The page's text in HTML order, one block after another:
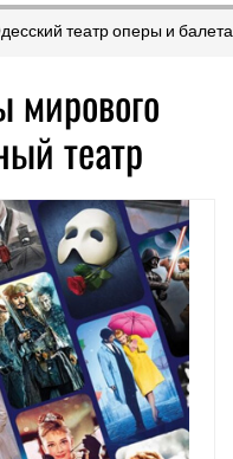
театр оперы и балета
театр